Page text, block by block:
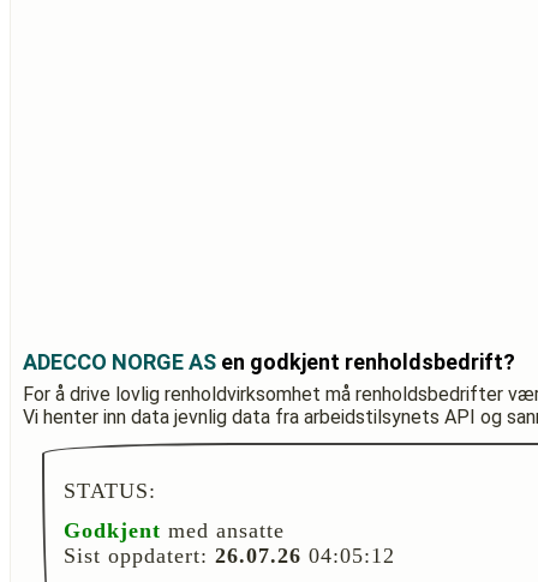
ADECCO NORGE AS en godkjent renholdsbedrift?
For å drive lovlig renholdvirksomhet må renholdsbedrifter
Vi henter inn data jevnlig data fra arbeidstilsynets API og
STATUS:
Godkjent med ansatte
Sist oppdatert: 26.07.26 04:05:12